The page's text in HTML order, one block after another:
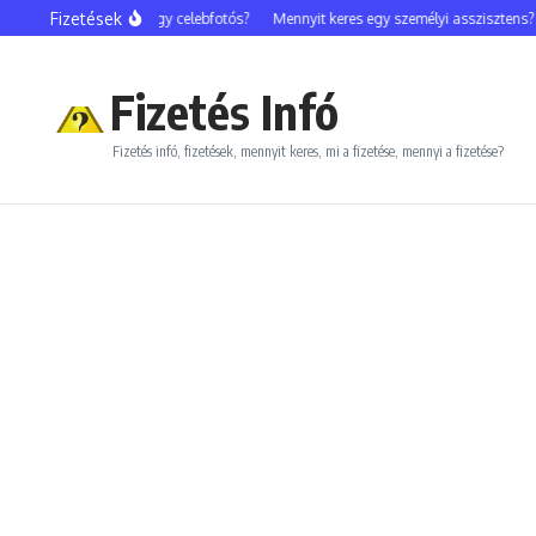
Ugrás a tartalomhoz
Fizetések
Mennyit keres egy celebfotós? Mennyit keres egy személyi asszisztens?
Fizetés Infó
Fizetés infó, fizetések, mennyit keres, mi a fizetése, mennyi a fizetése?